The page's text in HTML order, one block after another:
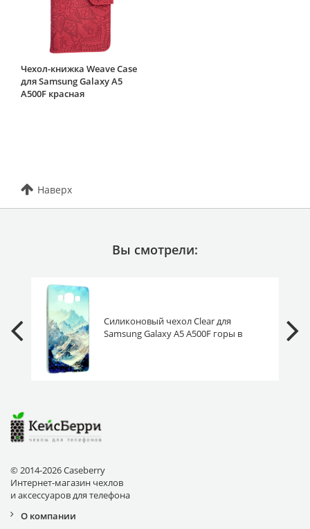
Чехол-книжка Weave Case
для Samsung Galaxy A5
A500F красная
Наверх
Вы смотрели:
Силиконовый чехол Clear для
Samsung Galaxy A5 A500F горы в
© 2014-2026 Caseberry
Интернет-магазин чехлов
и аксессуаров для телефона
О компании